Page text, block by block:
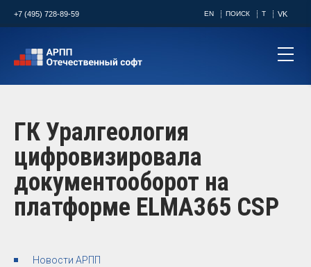
+7 (495) 728-89-59 EN ПОИСК T VK
ГК Уралгеология
цифровизировала
документооборот на
платформе ELMA365 CSP
Новости АРПП